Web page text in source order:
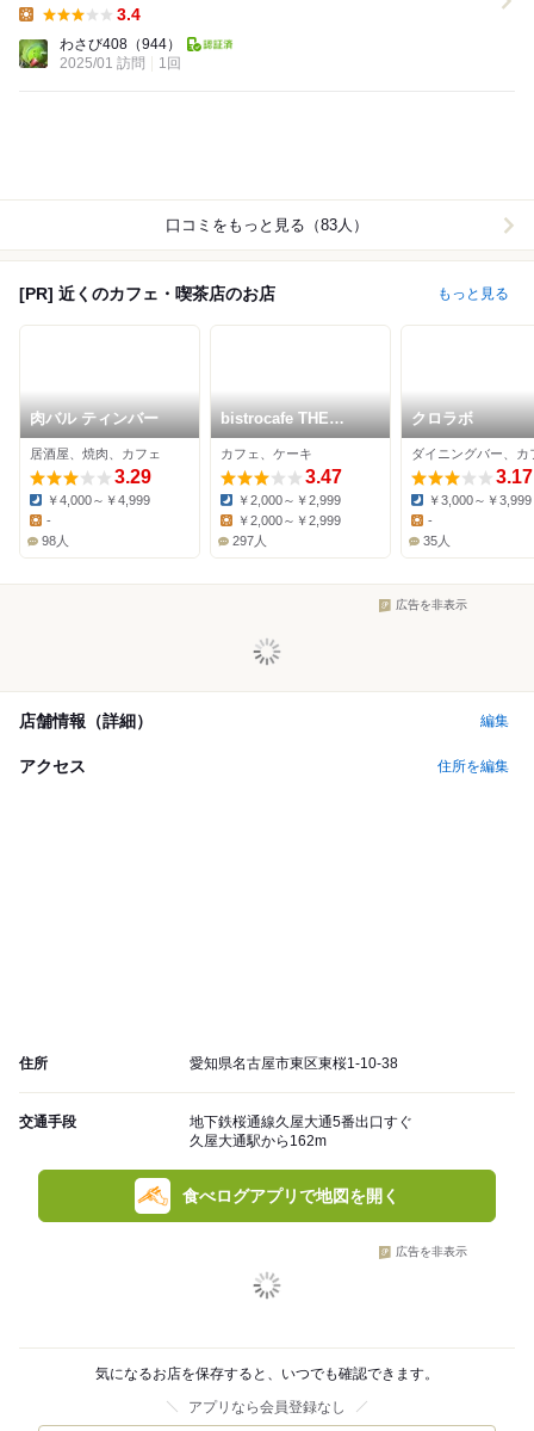
3.4
わさび408 （944）
2025/01 訪問
1回
口コミをもっと見る（83人）
[PR] 近くのカフェ・喫茶店のお店 もっと見る
肉バル ティンバー
居酒屋、焼肉、カフェ
3.29
Dinner:
￥4,000～￥4,999
Lunch:
-
98人
bistrocafe THE
FLOWER TABLE
カフェ、ケーキ
3.47
Dinner:
￥2,000～￥2,999
￥2,000～￥2,999
297人
クロラボ
3.17
Dinner:
￥3,000～￥3,999
Lunch:
-
35人
広告を非表示
店舗情報（詳細） 編集
アクセス 住所を編集
住所 愛知県名古屋市東区東桜1-10-38
交通手段
地下鉄桜通線久屋大通5番出口すぐ
久屋大通駅から162m
食べログアプリで地図を開く
広告を非表示
気になるお店を保存すると、いつでも確認できます。
アプリなら会員登録なし